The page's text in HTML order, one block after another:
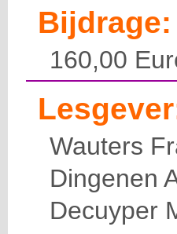
Bijdrage:
160,00
Wauters
Dingenen
Decuyper